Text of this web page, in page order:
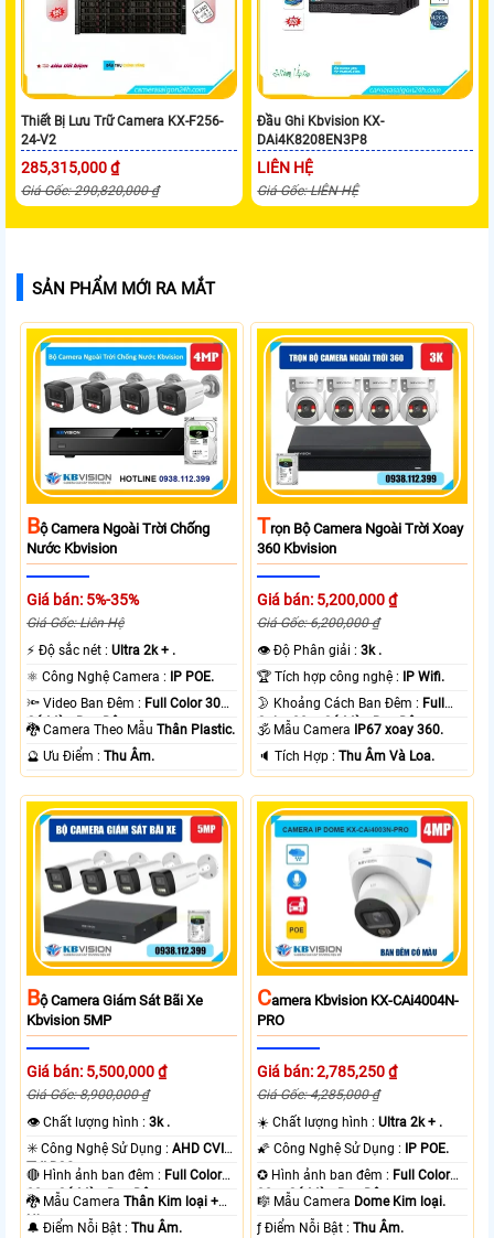
Thiết Bị Lưu Trữ Camera KX-F256-
24-V2
285,315,000 ₫
Giá Gốc: 290,820,000 ₫
Đầu Ghi Kbvision KX-
DAi4K8208EN3P8
LIÊN HỆ
Giá Gốc: LIÊN HỆ
SẢN PHẨM MỚI RA MẮT
BỘ Camera Ngoài Trời Chống
Nước Kbvision
Giá bán: 5%-35%
Giá Gốc: Liên Hệ
️⚡ Độ sắc nét :Ultra 2k + .
⚛️ Công Nghệ Camera : IP POE.
🔦 Video Ban Đêm : Full Color 30m
Có Màu Ban Ðêm.
🐉️ Camera Theo MẫuThân Plastic.
️🔮 Ưu Điểm :Thu Âm.
TRọn Bộ Camera Ngoài Trời Xoay
360 Kbvision
Giá bán: 5,200,000 ₫
Giá Gốc: 6,200,000 ₫
👁 Độ Phân giải :3k .
🏆 Tích hợp công nghệ : IP Wifi.
🌛 Khoảng Cách Ban Đêm : Full
Color 30m Có Màu Ban Ðêm.
🕉️ Mẫu Camera IP67 xoay 360.
️🔈 Tích Hợp :Thu Âm Và Loa.
BỘ Camera Giám Sát Bãi Xe
Kbvision 5MP
Giá bán: 5,500,000 ₫
Giá Gốc: 8,900,000 ₫
👁 Chất lượng hình :3k .
✳️ Công Nghệ Sử Dụng :AHD CVI
TVI BCS.
🔴 Hình ảnh ban đêm : Full Color
80m Có Màu Ban Ðêm.
🐉️ Mẫu CameraThân Kim loại +
Nhựa.
️🔔 Điểm Nỗi Bật :Thu Âm.
CAmera Kbvision KX-CAi4004N-
PRO
Giá bán: 2,785,250 ₫
Giá Gốc: 4,285,000 ₫
☀️ Chất lượng hình :Ultra 2k + .
🌠 Công Nghệ Sử Dụng :
IP POE.
✪ Hình ảnh ban đêm : Full Color
30m Có Màu Ban Ðêm.
🎼️ Mẫu Camera Dome Kim loại.
️ƒ Điểm Nỗi Bật :Thu Âm.